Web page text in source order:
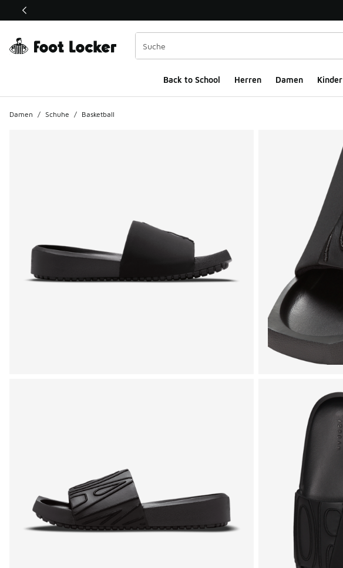
Dieser Link öffnet sich in einem neuen Fenster
Back to School Herren Damen Kinder
Damen / Schuhe / Basketball